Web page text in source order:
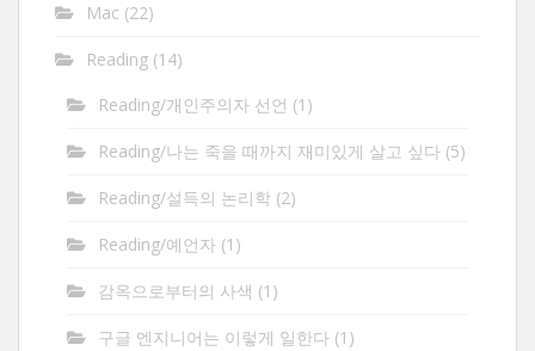
Mac (22)
Reading (14)
Reading/개인주의자 선언 (1)
Reading/나는 죽을 때까지 재미있게 살고 싶다 (5)
Reading/설득의 논리학 (2)
Reading/예언자 (1)
감옥으로부터의 사색 (1)
구글 엔지니어는 이렇게 일한다 (1)